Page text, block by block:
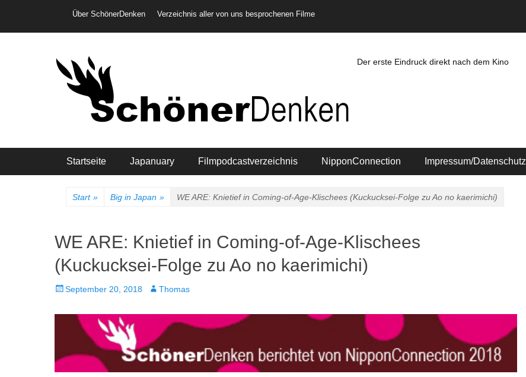
Header-Menü
Über SchönerDenken Verzeichnis aller von uns besprochenen Filme
Der erste Eindruck direkt nach dem Kino
Hauptmenü
Startseite Japanuary Filmpodcastverzeichnis NipponConnection Impressum/Datenschutz
Start » Big in Japan » WE ARE: Knietief in Coming-of-Age-Klischees (Kuckucksei-Folge zu Ao no kaerimichi)
WE ARE: Knietief in Coming-of-Age-Klischees
(Kuckucksei-Folge zu Ao no kaerimichi)
Veröffentlicht
September 20, 2018 AutorThomas